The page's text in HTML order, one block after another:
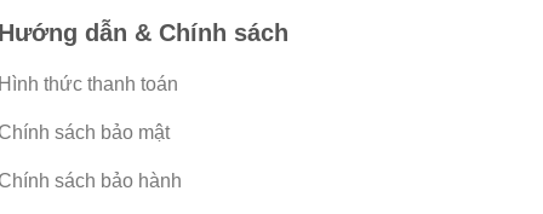
dẫn & Chính sách
thức thanh toán
sách bảo mật
sách bảo hành